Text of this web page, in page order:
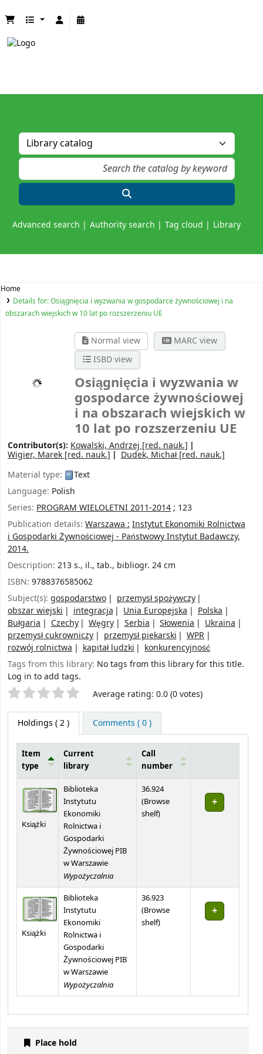
Advanced search Authority search Tag cloud Library
Home
Details for:Osiągnięcia i wyzwania w gospodarce żywnościowej i na
obszarach wiejskich w 10 lat po rozszerzeniu UE
Normal view
MARC view
ISBD view
Osiągnięcia i wyzwania w
gospodarce żywnościowej
i na obszarach wiejskich w
10 lat po rozszerzeniu UE
Contributor(s): Kowalski, Andrzej [red. nauk.]
Wigier, Marek [red. nauk.] Dudek, Michał[red. nauk.]
Material type:
Text
Language: Polish
Series: PROGRAM WIELOLETNI 2011-2014; 123
Publication details: Warszawa : Instytut Ekonomiki Rolnictwa
i Gospodarki Żywnościowej - Państwowy Instytut Badawczy,
2014.
Description: 213 s., il., tab., bibliogr. 24 cm
ISBN: 9788376585062
Subject(s): gospodarstwo
przemysł spożywczy
obszar wiejski
integracja Unia Europejska
Polska
Bułgaria
Czechy Węgry Serbia Słowenia
Ukraina
przemysł cukrowniczy
przemysł piekarski
WPR
rozwój rolnictwa
kapitał ludzki
konkurencyjność
Tags from this library: No tags from this library for this title.
Log in to add tags.
Star ratings Average rating: 0.0 (0 votes)
Holdings ( 2 ) Comments ( 0 )
Item
type
Current
library
Call
number
Książki
Biblioteka
Instytutu
Ekonomiki
Rolnictwa i
Gospodarki
Żywnościowej PIB
w Warszawie
Wypożyczalnia
36.924
(Browse
shelf(Opens below)
)
Książki
Biblioteka
Instytutu
Ekonomiki
Rolnictwa i
Gospodarki
Żywnościowej PIB
w Warszawie
Wypożyczalnia
36.923
(Browse
shelf(Opens below)
)
Place hold